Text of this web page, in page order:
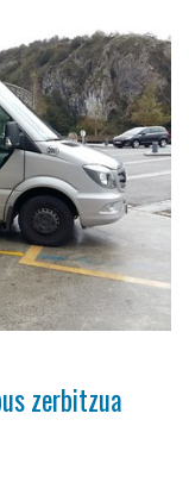
zerbitzua